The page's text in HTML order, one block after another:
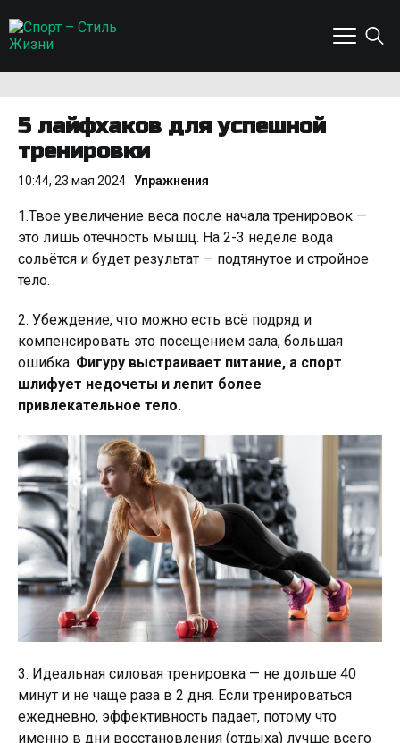
5 лайфхаков для успешной
тренировки
10:44, 23 мая 2024 Упражнения
1.Твое увеличение веса после начала тренировок —
это лишь отёчность мышц. На 2-3 неделе вода
сольётся и будет результат — подтянутое и стройное
тело.
2. Убеждение, что можно есть всё подряд и
компенсировать это посещением зала, большая
ошибка. Фигуру выстраивает питание, а спорт
шлифует недочеты и лепит более
привлекательное тело.
3. Идеальная силовая тренировка — не дольше 40
минут и не чаще раза в 2 дня. Если тренироваться
ежедневно, эффективность падает, потому что
именно в дни восстановления (отдыха) лучше всего